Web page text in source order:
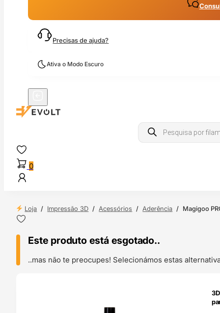
Precisas de ajuda?
Ativa o Modo Escuro
Products
search
0
Loja / Impressão 3D / Acessórios / Aderência / Magigoo
Este produto está esgotado..
..mas não te preocupes! Selecionámos estas